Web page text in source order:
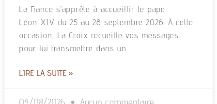
La France s’apprête à accueillir le pape
Léon XIV du 25 au 28 septembre 2026. À cette
occasion, La Croix recueille vos messages
pour lui transmettre dans un
LIRE LA SUITE »